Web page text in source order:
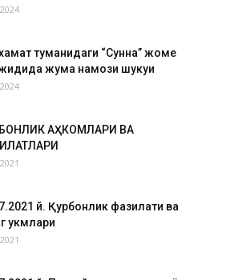
туманидаги “Сунна” жоме
жума намози шукуҳи
АҲКОМЛАРИ ВА
й. Қурбонлик фазилати ва
ҳукмлари